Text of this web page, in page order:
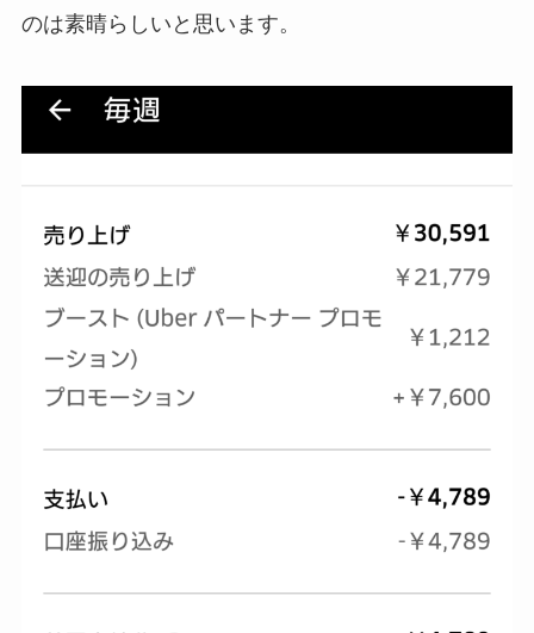
のは素晴らしいと思います。